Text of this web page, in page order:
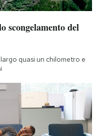
scongelamento del
quasi un chilometro e